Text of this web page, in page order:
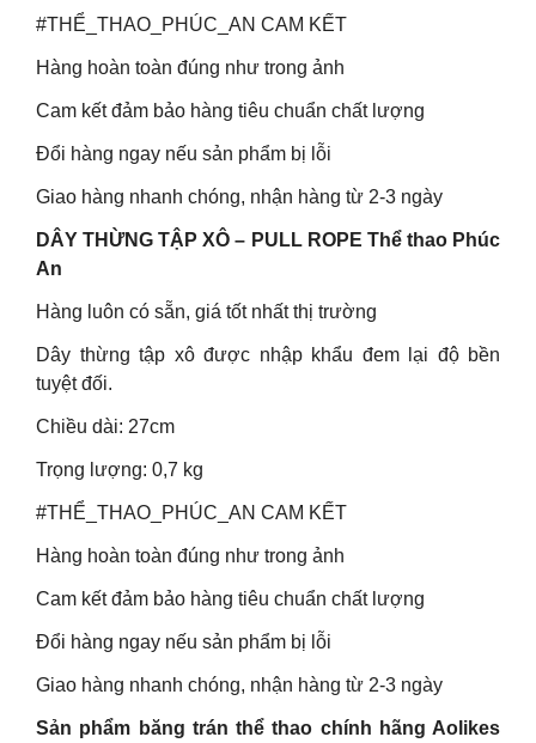
#THỂ_THAO_PHÚC_AN CAM KẾT
Hàng hoàn toàn đúng như trong ảnh
Cam kết đảm bảo hàng tiêu chuẩn chất lượng
Đổi hàng ngay nếu sản phẩm bị lỗi
Giao hàng nhanh chóng, nhận hàng từ 2-3 ngày
DÂY THỪNG TẬP XÔ – PULL ROPE Thể thao Phúc
An
Hàng luôn có sẵn, giá tốt nhất thị trường
Dây thừng tập xô được nhập khẩu đem lại độ bền
tuyệt đối.
Chiều dài: 27cm
Trọng lượng: 0,7 kg
#THỂ_THAO_PHÚC_AN CAM KẾT
Hàng hoàn toàn đúng như trong ảnh
Cam kết đảm bảo hàng tiêu chuẩn chất lượng
Đổi hàng ngay nếu sản phẩm bị lỗi
Giao hàng nhanh chóng, nhận hàng từ 2-3 ngày
Sản phẩm băng trán thể thao chính hãng Aolikes